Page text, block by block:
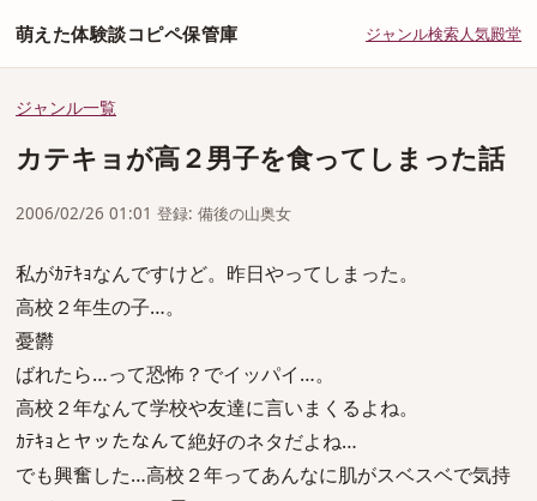
萌えた体験談コピペ保管庫 ジャンル検索人気殿堂
ジャンル一覧
カテキョが高２男子を食ってしまった話
2006/02/26 01:01 登録: 備後の山奥女
私がｶﾃｷｮなんですけど。昨日やってしまった。
高校２年生の子…。
憂欝
ばれたら…って恐怖？でイッパイ…。
高校２年なんて学校や友達に言いまくるよね。
ｶﾃｷｮとヤッたなんて絶好のネタだよね…
でも興奮した…高校２年ってあんなに肌がスベスベで気持